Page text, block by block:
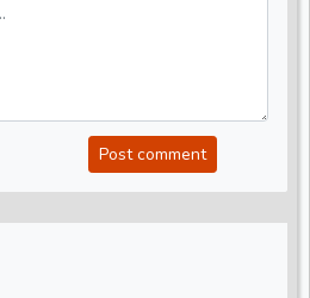
Post comment